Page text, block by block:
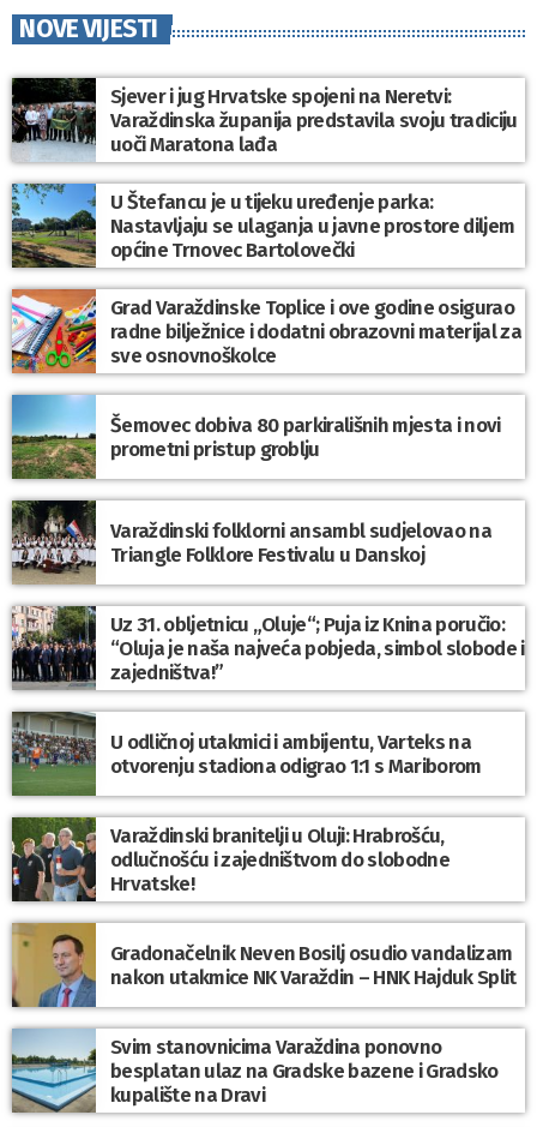
NOVE VIJESTI
Sjever i jug Hrvatske spojeni na Neretvi:
Varaždinska županija predstavila svoju tradiciju
uoči Maratona lađa
U Štefancu je u tijeku uređenje parka:
Nastavljaju se ulaganja u javne prostore diljem
općine Trnovec Bartolovečki
Grad Varaždinske Toplice i ove godine osigurao
radne bilježnice i dodatni obrazovni materijal za
sve osnovnoškolce
Šemovec dobiva 80 parkirališnih mjesta i novi
prometni pristup groblju
Varaždinski folklorni ansambl sudjelovao na
Triangle Folklore Festivalu u Danskoj
Uz 31. obljetnicu „Oluje“; Puja iz Knina poručio:
“Oluja je naša najveća pobjeda, simbol slobode i
zajedništva!”
U odličnoj utakmici i ambijentu, Varteks na
otvorenju stadiona odigrao 1:1 s Mariborom
Varaždinski branitelji u Oluji: Hrabrošću,
odlučnošću i zajedništvom do slobodne
Hrvatske!
Gradonačelnik Neven Bosilj osudio vandalizam
nakon utakmice NK Varaždin – HNK Hajduk Split
Svim stanovnicima Varaždina ponovno
besplatan ulaz na Gradske bazene i Gradsko
kupalište na Dravi